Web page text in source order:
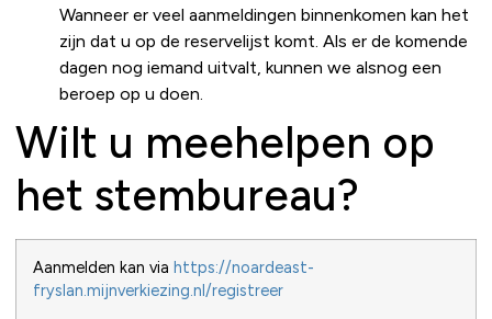
Wanneer er veel aanmeldingen binnenkomen kan het
zijn dat u op de reservelijst komt. Als er de komende
dagen nog iemand uitvalt, kunnen we alsnog een
beroep op u doen.
Wilt u meehelpen op
het stembureau?
Aanmelden kan via https://noardeast-
fryslan.mijnverkiezing.nl/registreer